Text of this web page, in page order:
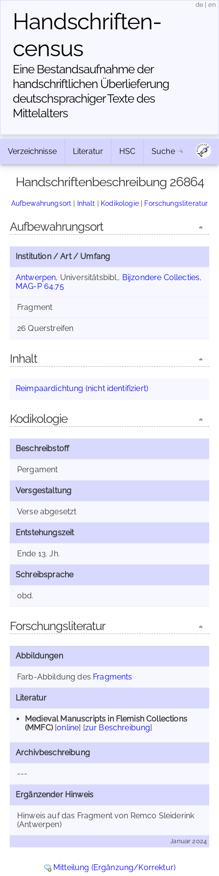
Handschriften­
census
Eine Bestandsaufnahme der
handschriftlichen Über­lieferung
deutschsprachiger Texte des
Mittelalters
de en
Verzeichnisse Literatur HSC Suche
Handschriftenbeschreibung 26864
Aufbewahrungsort | Inhalt | Kodikologie| Forschungsliteratur
Aufbewahrungsort
Institution / Art / Umfang
Antwerpen, Universitätsbibl., Bijzondere Collecties,
MAG-P 64.75
Fragment
26 Querstreifen
Inhalt
Reimpaardichtung (nicht identifiziert)
Kodikologie
Beschreibstoff
Pergament
Versgestaltung
Verse abgesetzt
Entstehungszeit
Ende 13. Jh.
Schreibsprache
obd.
Forschungsliteratur
Abbildungen
Farb-Abbildung des Fragments
Literatur
Medieval Manuscripts in Flemish Collections
(MMFC)[online] [zur Beschreibung]
Archivbeschreibung
---
Ergänzender Hinweis
Hinweis auf das Fragment von Remco Sleiderink
(Antwerpen)
Januar 2024
Mitteilung (Ergänzung/Korrektur)